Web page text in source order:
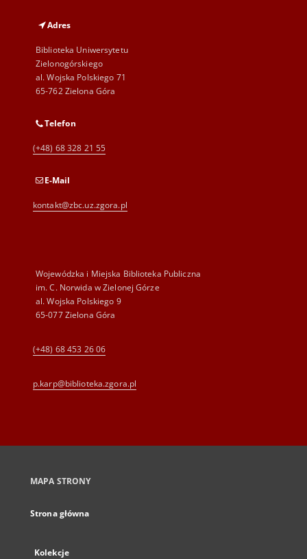
Adres
Biblioteka Uniwersytetu
Zielonogórskiego
al. Wojska Polskiego 71
65-762 Zielona Góra
Telefon
(+48) 68 328 21 55
E-Mail
kontakt@zbc.uz.zgora.pl
Wojewódzka i Miejska Biblioteka Publiczna
im. C. Norwida w Zielonej Górze
al. Wojska Polskiego 9
65-077 Zielona Góra
(+48) 68 453 26 06
p.karp@biblioteka.zgora.pl
MAPA STRONY
Strona główna
Kolekcje